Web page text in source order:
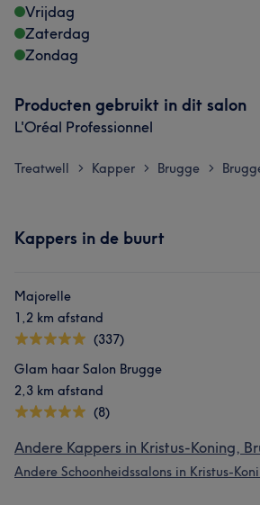
Vrijdag
Zaterdag
Zondag
Producten gebruikt in dit salon
L'Oréal Professionnel
Treatwell > Kapper > Brugge >
Kappers in de buurt
Majorelle
1,2 km afstand
(337)
Glam haar Salon Brugge
2,3 km afstand
(8)
Andere Kappers in Kristus-Koning,
Andere Schoonheidssalons in Kristus-